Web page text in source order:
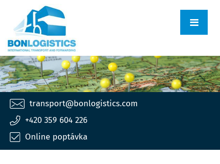
transport@bonlogistics.com
+420 359 604 226
Online poptávka